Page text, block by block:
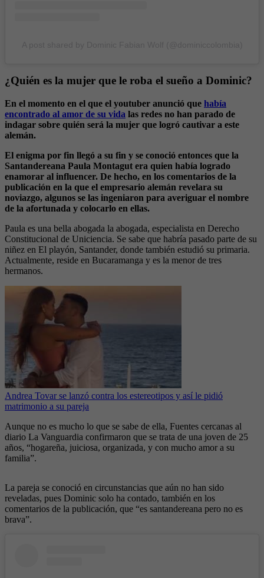
¿Quién es la mujer que le roba el sueño a Dominic?
En el momento en el que el youtuber anunció que había
encontrado al amor de su vida las redes no han parado de
indagar sobre quién será la mujer que logró cautivar a este
alemán.
El enigma por fin llegó a su fin y se conoció entonces que la
Santandereana Paula Montagut era quien había logrado
enamorar al influencer. De hecho, en los comentarios de la
publicación en la que el empresario alemán revelara su
noviazgo, algunos se las ingeniaron para averiguar el nombre
de la afortunada y colocarlo en ellas.
Paula es una bella abogada la abogada, especialista en Derecho
Constitucional de Uniciencia. Se sabe que habría pasado parte de su
niñez en El playón, Santander, donde también estudió su primaria.
Actualmente, reside en Bucaramanga y es la menor de tres
hermanos.
Andrea Tovar se lanzó contra los estereotipos y así le pidió
matrimonio a su pareja
Aunque no es mucho lo que se sabe de ella, Fuentes cercanas al
diario La Vanguardia confirmaron que se trata de una joven de 25
años, “hogareña, juiciosa, organizada, y con mucho amor a su
familia”.
La pareja se conoció en circunstancias que aún no han sido
reveladas, pues Dominic solo ha contado, también en los
comentarios de la publicación, que “es santandereana pero no es
brava”.